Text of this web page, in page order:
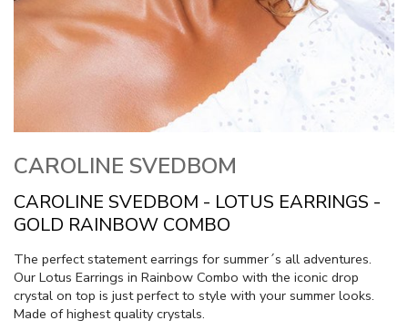
CAROLINE SVEDBOM
CAROLINE SVEDBOM - LOTUS EARRINGS -
GOLD RAINBOW COMBO
The perfect statement earrings for summer´s all adventures.
Our Lotus Earrings in Rainbow Combo with the iconic drop
crystal on top is just perfect to style with your summer looks.
Made of highest quality crystals.